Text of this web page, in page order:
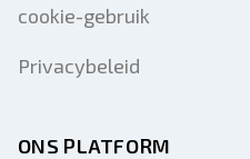
cookie-gebruik
Privacybeleid
ONS PLATFORM